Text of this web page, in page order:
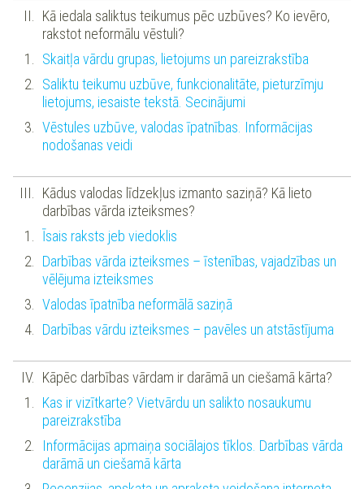
Kā iedala saliktus teikumus pēc uzbūves? Ko ievēro,
rakstot neformālu vēstuli?
Skaitļa vārdu grupas, lietojums un pareizrakstība
Saliktu teikumu uzbūve, funkcionalitāte, pieturzīmju
lietojums, iesaiste tekstā. Secinājumi
Vēstules uzbūve, valodas īpatnības. Informācijas
nodošanas veidi
Kādus valodas līdzekļus izmanto saziņā? Kā lieto
darbības vārda izteiksmes?
Īsais raksts jeb viedoklis
Darbības vārda izteiksmes – īstenības, vajadzības un
vēlējuma izteiksmes
Valodas īpatnība neformālā saziņā
Darbības vārdu izteiksmes – pavēles un atstāstījuma
Kāpēc darbības vārdam ir darāmā un ciešamā kārta?
Kas ir vizītkarte? Vietvārdu un salikto nosaukumu
pareizrakstība
Informācijas apmaiņa sociālajos tīklos. Darbības vārda
darāmā un ciešamā kārta